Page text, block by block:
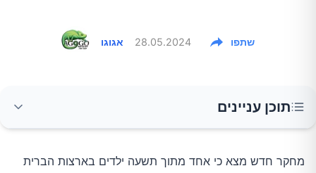
אגוגו 28.05.2024 שתפו
תוכן עניינים
השפעות המגפה
מחקר חדש מצא כי אחד מתוך תשעה ילדים בארצות הברית